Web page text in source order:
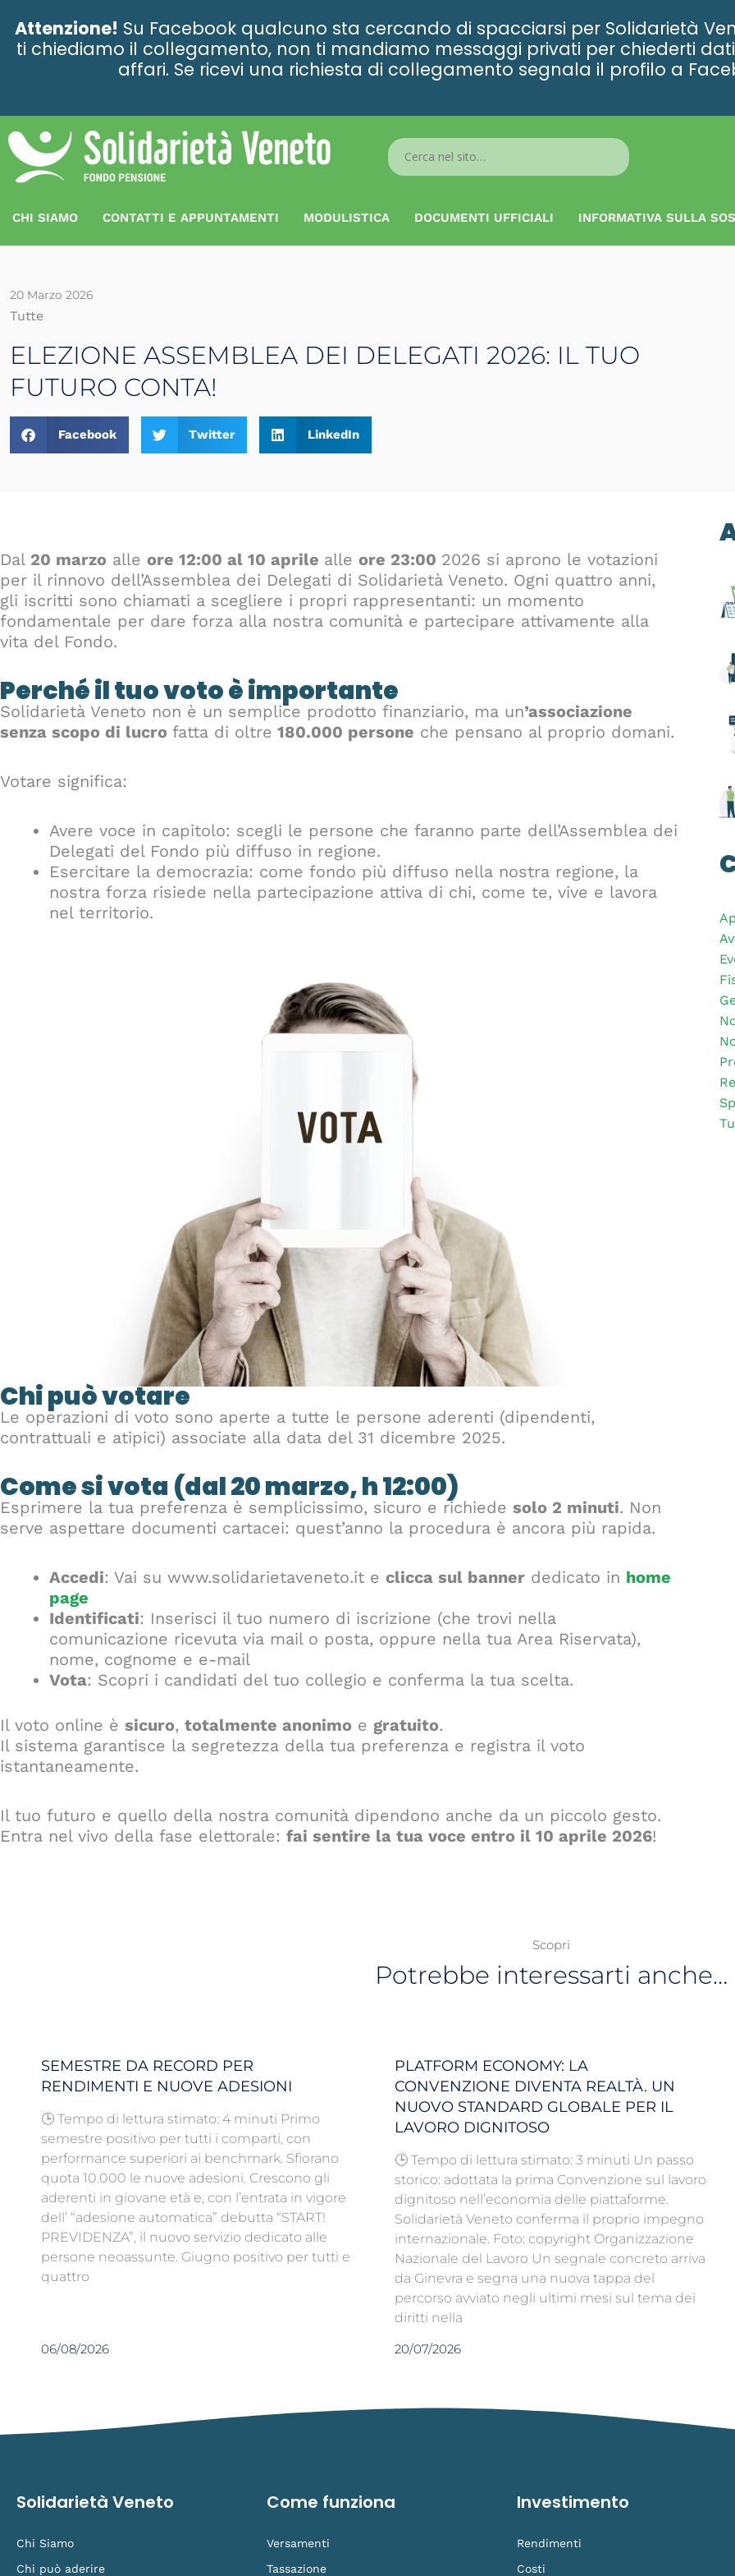
Attenzione! Su Facebook qualcuno sta cercando di spacciarsi per Solidarietà
ti chiediamo il collegamento, non ti mandiamo messaggi privati per chiederti
affari. Se ricevi una richiesta di collegamento segnala il profilo a
Search
...
CHI SIAMO CONTATTI E APPUNTAMENTI MODULISTICA DOCUMENTI UFFICIALI INFORMATIVA SULLA
20 Marzo 2026
Tutte
ELEZIONE ASSEMBLEA DEI DELEGATI 2026: IL TUO
FUTURO CONTA!
Facebook Twitter LinkedIn
Dal 20 marzo alle ore 12:00 al 10 aprile alle ore 23:00 2026 si aprono le votazioni
per il rinnovo dell’Assemblea dei Delegati di Solidarietà Veneto. Ogni quattro anni,
gli iscritti sono chiamati a scegliere i propri rappresentanti: un momento
fondamentale per dare forza alla nostra comunità e partecipare attivamente alla
vita del Fondo.
Perché il tuo voto è importante
Solidarietà Veneto non è un semplice prodotto finanziario, ma un’associazione
senza scopo di lucro fatta di oltre 180.000 persone che pensano al proprio domani.
Votare significa:
Avere voce in capitolo: scegli le persone che faranno parte dell’Assemblea dei
Delegati del Fondo più diffuso in regione.
Esercitare la democrazia: come fondo più diffuso nella nostra regione, la
nostra forza risiede nella partecipazione attiva di chi, come te, vive e lavora
nel territorio.
Chi può votare
Le operazioni di voto sono aperte a tutte le persone aderenti (dipendenti,
contrattuali e atipici) associate alla data del 31 dicembre 2025.
Come si vota (dal 20 marzo, h 12:00)
Esprimere la tua preferenza è semplicissimo, sicuro e richiede solo 2 minuti. Non
serve aspettare documenti cartacei: quest’anno la procedura è ancora più rapida.
Accedi: Vai su www.solidarietaveneto.it e clicca sul banner dedicato in home
page
Identificati: Inserisci il tuo numero di iscrizione (che trovi nella
comunicazione ricevuta via mail o posta, oppure nella tua Area Riservata),
nome, cognome e e-mail
Vota: Scopri i candidati del tuo collegio e conferma la tua scelta.
Il voto online è sicuro, totalmente anonimo e gratuito.
Il sistema garantisce la segretezza della tua preferenza e registra il voto
istantaneamente.
Il tuo futuro e quello della nostra comunità dipendono anche da un piccolo gesto.
Entra nel vivo della fase elettorale: fai sentire la tua voce entro il 10 aprile 2026!
Scopri
Potrebbe interessarti anche…
SEMESTRE DA RECORD PER
RENDIMENTI E NUOVE ADESIONI
🕒 Tempo di lettura stimato: 4 minuti Primo
semestre positivo per tutti i comparti, con
performance superiori ai benchmark. Sfiorano
quota 10.000 le nuove adesioni. Crescono gli
aderenti in giovane età e, con l’entrata in vigore
dell’ “adesione automatica” debutta “START!
PREVIDENZA”, il nuovo servizio dedicato alle
persone neoassunte. Giugno positivo per tutti e
quattro
06/08/2026
PLATFORM ECONOMY: LA
CONVENZIONE DIVENTA REALTÀ. UN
NUOVO STANDARD GLOBALE PER IL
LAVORO DIGNITOSO
🕒 Tempo di lettura stimato: 3 minuti Un passo
storico: adottata la prima Convenzione sul lavoro
dignitoso nell’economia delle piattaforme.
Solidarietà Veneto conferma il proprio impegno
internazionale. Foto: copyright Organizzazione
Nazionale del Lavoro Un segnale concreto arriva
da Ginevra e segna una nuova tappa del
percorso avviato negli ultimi mesi sul tema dei
diritti nella
20/07/2026
Solidarietà Veneto
Chi Siamo
Chi può aderire
Come funziona
Versamenti
Tassazione
Investimento
Rendimenti
Costi